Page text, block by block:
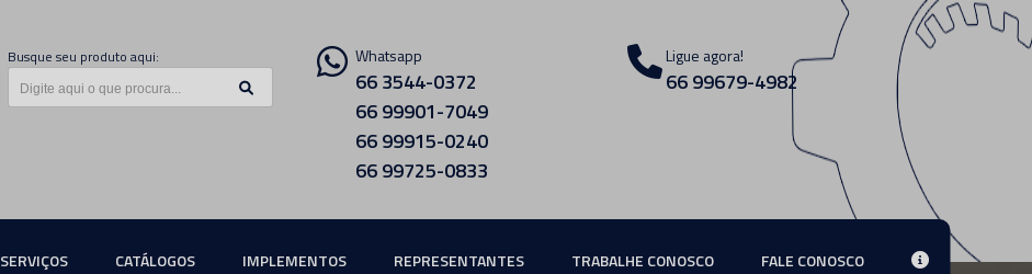
Busque seu produto aqui: Whatsapp
66 3544-0372
66 99901-7049
66 99915-0240
66 99725-0833
Ligue agora!
66 99679-4982
SERVIÇOS CATÁLOGOS IMPLEMENTOS REPRESENTANTES TRABALHE CONOSCO FALE CONOSCO